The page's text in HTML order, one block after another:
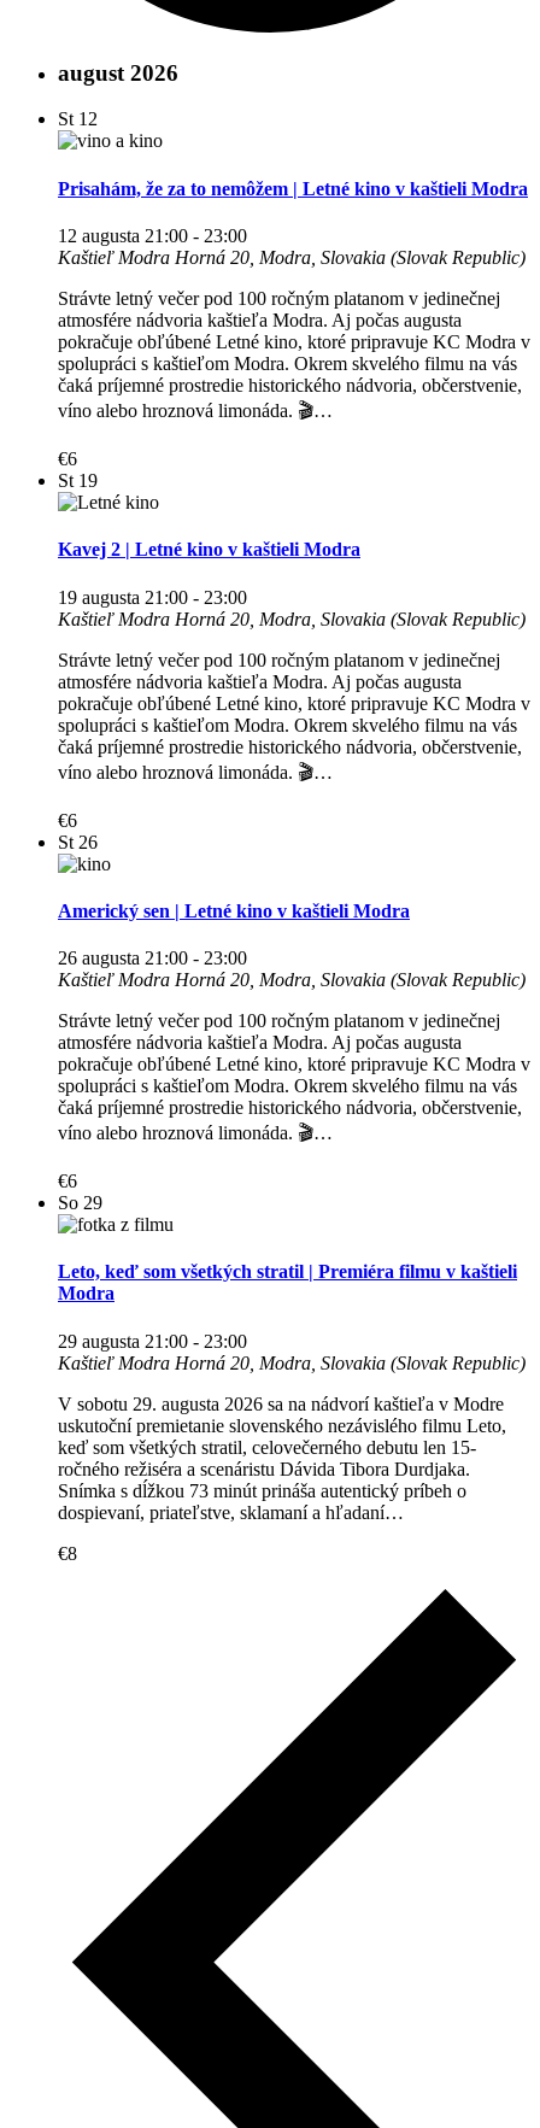
august 2026
St 12
Prisahám, že za to nemôžem | Letné kino v kaštieli Modra
12 augusta 21:00 - 23:00
Kaštieľ Modra Horná 20, Modra, Slovakia (Slovak Republic)
Strávte letný večer pod 100 ročným platanom v jedinečnej
atmosfére nádvoria kaštieľa Modra. Aj počas augusta
pokračuje obľúbené Letné kino, ktoré pripravuje KC Modra v
spolupráci s kaštieľom Modra. Okrem skvelého filmu na vás
čaká príjemné prostredie historického nádvoria, občerstvenie,
víno alebo hroznová limonáda. 🎬…
€6
St 19
Kavej 2 | Letné kino v kaštieli Modra
19 augusta 21:00 - 23:00
Kaštieľ Modra Horná 20, Modra, Slovakia (Slovak Republic)
Strávte letný večer pod 100 ročným platanom v jedinečnej
atmosfére nádvoria kaštieľa Modra. Aj počas augusta
pokračuje obľúbené Letné kino, ktoré pripravuje KC Modra v
spolupráci s kaštieľom Modra. Okrem skvelého filmu na vás
čaká príjemné prostredie historického nádvoria, občerstvenie,
víno alebo hroznová limonáda. 🎬…
€6
St 26
Americký sen | Letné kino v kaštieli Modra
26 augusta 21:00 - 23:00
Kaštieľ Modra Horná 20, Modra, Slovakia (Slovak Republic)
Strávte letný večer pod 100 ročným platanom v jedinečnej
atmosfére nádvoria kaštieľa Modra. Aj počas augusta
pokračuje obľúbené Letné kino, ktoré pripravuje KC Modra v
spolupráci s kaštieľom Modra. Okrem skvelého filmu na vás
čaká príjemné prostredie historického nádvoria, občerstvenie,
víno alebo hroznová limonáda. 🎬…
€6
So 29
Leto, keď som všetkých stratil | Premiéra filmu v kaštieli
Modra
29 augusta 21:00 - 23:00
Kaštieľ Modra Horná 20, Modra, Slovakia (Slovak Republic)
V sobotu 29. augusta 2026 sa na nádvorí kaštieľa v Modre
uskutoční premietanie slovenského nezávislého filmu Leto,
keď som všetkých stratil, celovečerného debutu len 15-
ročného režiséra a scenáristu Dávida Tibora Durdjaka.
Snímka s dĺžkou 73 minút prináša autentický príbeh o
dospievaní, priateľstve, sklamaní a hľadaní…
€8